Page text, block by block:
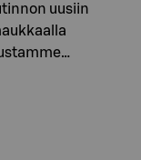
uusiin